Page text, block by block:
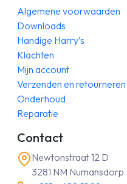
Algemene voorwaarden
Downloads
Handige Harry’s
Klachten
Mijn account
Verzenden en retourneren
Onderhoud
Reparatie
Contact
Newtonstraat 12 D
3281 NM Numansdorp